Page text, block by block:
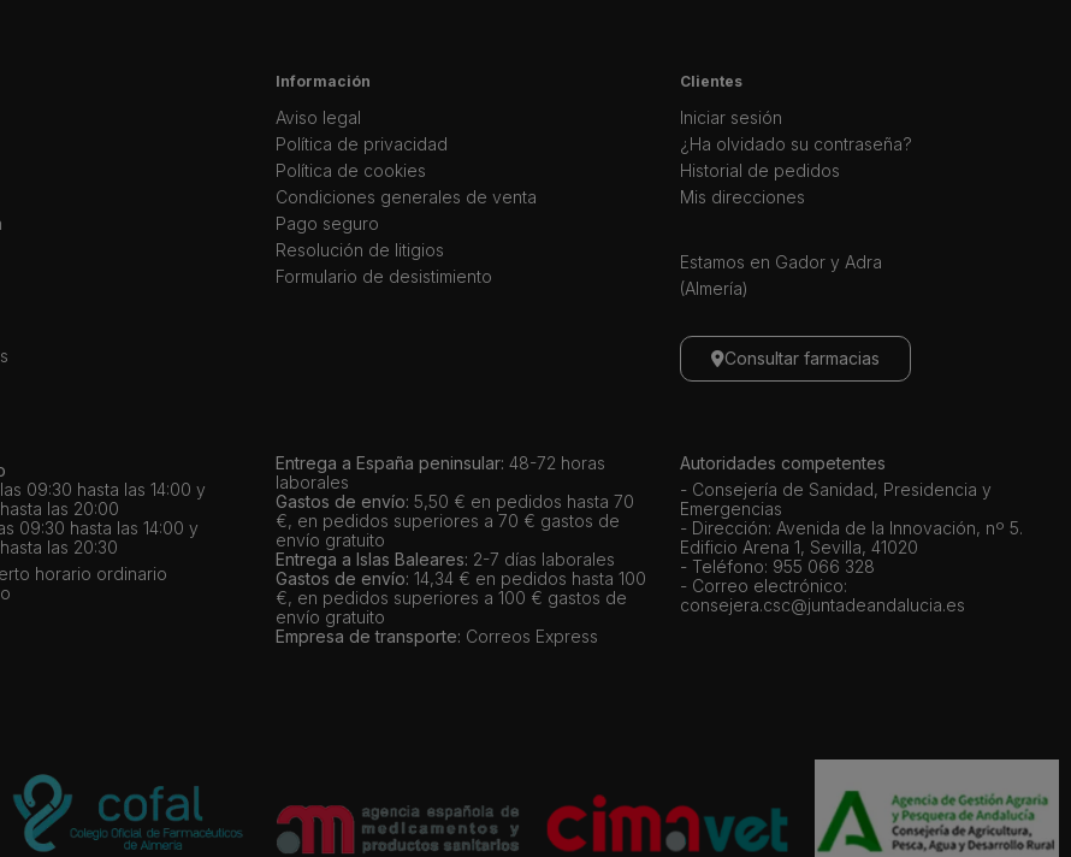
Información
Aviso legal
Política de privacidad
Política de cookies
Condiciones generales de venta
Pago seguro
Resolución de litigios
Formulario de desistimiento
Clientes
Iniciar sesión
¿Ha olvidado su contraseña?
Historial de pedidos
Mis direcciones
Estamos en Gador y Adra
(Almería)
Consultar farmacias
09:30 hasta las 14:00 y
las 20:00
09:30 hasta las 14:00 y
las 20:30
horario ordinario
Entrega a España peninsular: 48-72 horas
laborales
Gastos de envío: 5,50 € en pedidos hasta 70
€, en pedidos superiores a 70 € gastos de
envío gratuito
Entrega a Islas Baleares: 2-7 días laborales
Gastos de envío: 14,34 € en pedidos hasta 100
€, en pedidos superiores a 100 € gastos de
envío gratuito
Empresa de transporte: Correos Express
Autoridades competentes
- Consejería de Sanidad, Presidencia y
Emergencias
- Dirección: Avenida de la Innovación, nº 5.
Edificio Arena 1, Sevilla, 41020
- Teléfono: 955 066 328
- Correo electrónico:
consejera.csc@juntadeandalucia.es